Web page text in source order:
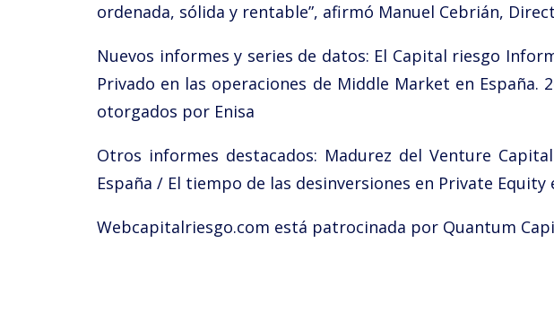
ordenada, sólida y rentable”, afirmó Manuel Cebrián,
Nuevos informes y series de datos: El Capital riesgo
Privado en las operaciones de Middle Market en España.
otorgados por Enisa
Otros informes destacados: Madurez del Venture
España / El tiempo de las desinversiones en Private Equity
Webcapitalriesgo.com está patrocinada por Quantum